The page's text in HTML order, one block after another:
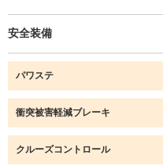
安全装備
パワステ
衝突被害軽減ブレーキ
クルーズコントロール